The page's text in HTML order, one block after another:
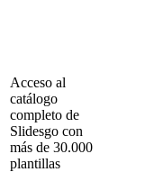
Acceso al
catálogo
completo de
Slidesgo con
más de 30.000
plantillas